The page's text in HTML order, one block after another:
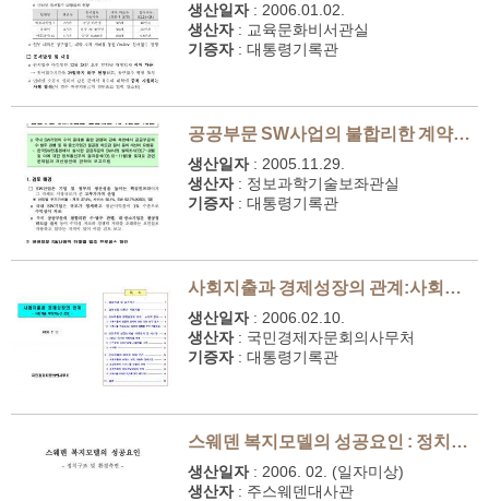
생산일자 : 2006.01.02.
생산자 : 교육문화비서관실
기증자 : 대통령기록관
공공부문 SW사업의 불합리한 계약관행 개선
생산일자 : 2005.11.29.
생산자 : 정보과학기술보좌관실
기증자 : 대통령기록관
사회지출과 경제성장의 관계:사회지출 확대가능성 검토
생산일자 : 2006.02.10.
생산자 : 국민경제자문회의사무처
기증자 : 대통령기록관
스웨덴 복지모델의 성공요인 : 정치구조 및 환경측면
생산일자 : 2006. 02. (일자미상)
생산자 : 주스웨덴대사관